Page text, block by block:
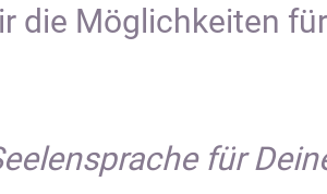
die Möglichkeiten
für